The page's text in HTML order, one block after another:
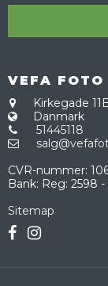
VEFA FOTO
Kirkegade
Danmark
51445118
CVR-nummer:
Bank: Reg: 2598
Sitemap